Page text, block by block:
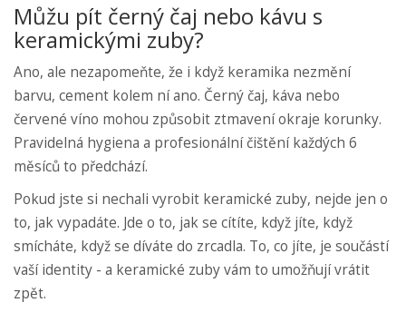
Můžu pít černý čaj nebo kávu s
keramickými zuby?
Ano, ale nezapomeňte, že i když keramika nezmění
barvu, cement kolem ní ano. Černý čaj, káva nebo
červené víno mohou způsobit ztmavení okraje korunky.
Pravidelná hygiena a profesionální čištění každých 6
měsíců to předchází.
Pokud jste si nechali vyrobit keramické zuby, nejde jen o
to, jak vypadáte. Jde o to, jak se cítíte, když jíte, když
smícháte, když se díváte do zrcadla. To, co jíte, je součástí
vaší identity - a keramické zuby vám to umožňují vrátit
zpět.